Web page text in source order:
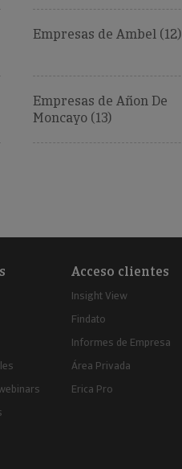
Empresas de Ambel (12)
Empresas de Añon De
Moncayo (13)
Acceso clientes
Insight View
Findato
Informes de Empresa
Área Privada
Erica Pro